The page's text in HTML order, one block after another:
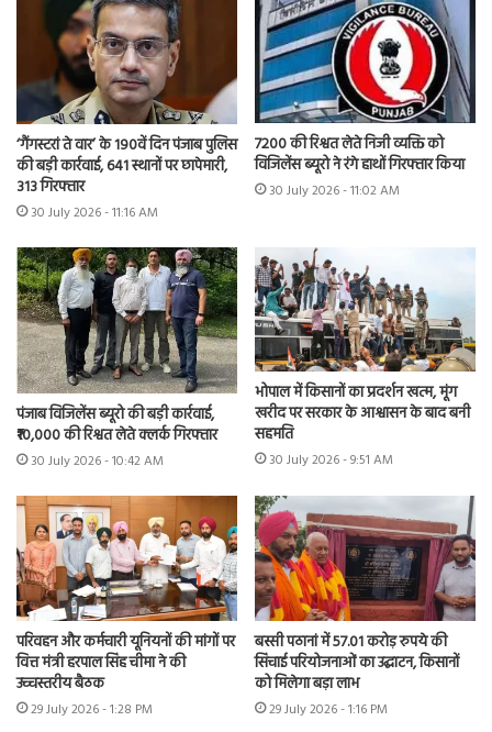
‘गैंगस्टरां ते वार’ के 190वें दिन पंजाब पुलिस
की बड़ी कार्रवाई, 641 स्थानों पर छापेमारी,
313 गिरफ्तार
30 July 2026 - 11:16 AM
7200 की रिश्वत लेते निजी व्यक्ति को
विजिलेंस ब्यूरो ने रंगे हाथों गिरफ्तार किया
30 July 2026 - 11:02 AM
पंजाब विजिलेंस ब्यूरो की बड़ी कार्रवाई,
₹10,000 की रिश्वत लेते क्लर्क गिरफ्तार
30 July 2026 - 10:42 AM
भोपाल में किसानों का प्रदर्शन खत्म, मूंग
खरीद पर सरकार के आश्वासन के बाद बनी
सहमति
30 July 2026 - 9:51 AM
परिवहन और कर्मचारी यूनियनों की मांगों पर
वित्त मंत्री हरपाल सिंह चीमा ने की
उच्चस्तरीय बैठक
29 July 2026 - 1:28 PM
बस्सी पठानां में 57.01 करोड़ रुपये की
सिंचाई परियोजनाओं का उद्घाटन, किसानों
को मिलेगा बड़ा लाभ
29 July 2026 - 1:16 PM